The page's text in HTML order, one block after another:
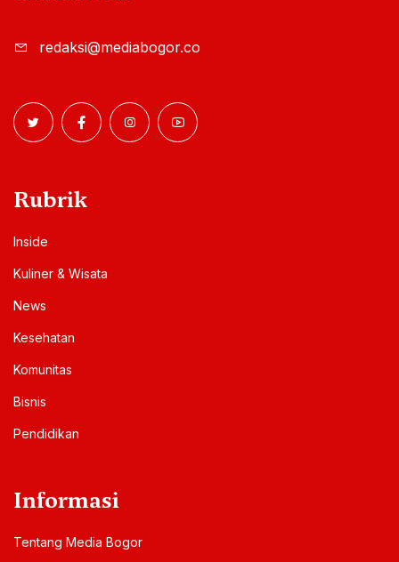
redaksi@mediabogor.co
Rubrik
Inside
Kuliner & Wisata
News
Kesehatan
Komunitas
Bisnis
Pendidikan
Informasi
Tentang Media Bogor